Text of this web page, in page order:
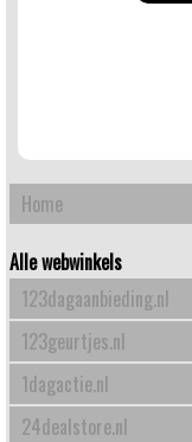
Home
Alle webwinkels
123dagaanbieding.nl
123geurtjes.nl
1dagactie.nl
24dealstore.nl